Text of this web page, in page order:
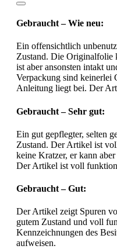
Gebraucht – Wie neu:
Ein offensichtlich
Zustand. Die Originalfolie
ist aber ansonsten intakt
Verpackung sind keinerlei
Anleitung liegt bei. Der
Gebraucht – Sehr gut:
Ein gut gepflegter, selten
Zustand. Der Artikel ist
keine Kratzer, er kann
Der Artikel ist voll
Gebraucht – Gut:
Der Artikel zeigt Spuren
gutem Zustand und voll
Kennzeichnungen des
aufweisen.